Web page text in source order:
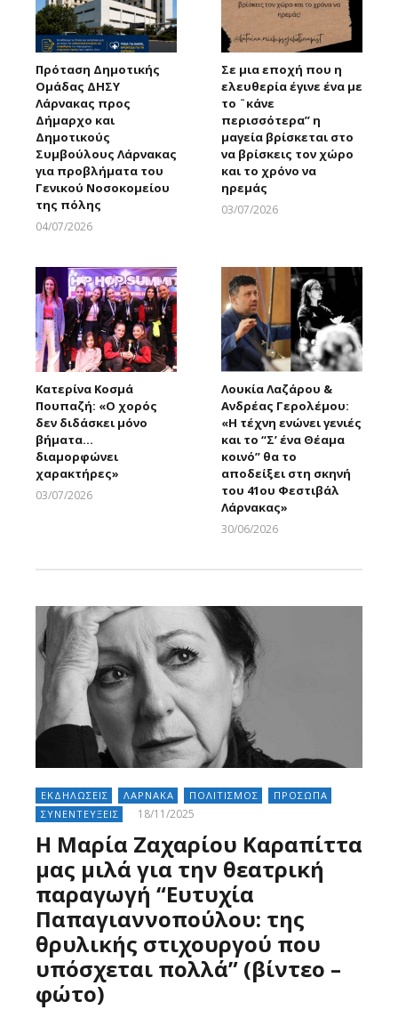
Πρόταση Δημοτικής
Ομάδας ΔΗΣΥ
Λάρνακας προς
Δήμαρχο και
Δημοτικούς
Συμβούλους Λάρνακας
για προβλήματα του
Γενικού Νοσοκομείου
της πόλης
04/07/2026
Σε μια εποχή που η
ελευθερία έγινε ένα με
το ¨κάνε
περισσότερα” η
μαγεία βρίσκεται στο
να βρίσκεις τον χώρο
και το χρόνο να
ηρεμάς
03/07/2026
Κατερίνα Κοσμά
Πουπαζή: «Ο χορός
δεν διδάσκει μόνο
βήματα…
διαμορφώνει
χαρακτήρες»
03/07/2026
Λουκία Λαζάρου &
Ανδρέας Γερολέμου:
«Η τέχνη ενώνει γενιές
και το “Σ’ ένα Θέαμα
κοινό” θα το
αποδείξει στη σκηνή
του 41ου Φεστιβάλ
Λάρνακας»
30/06/2026
ΕΚΔΗΛΩΣΕΙΣ ΛΑΡΝΑΚΑ ΠΟΛΙΤΙΣΜΟΣ
ΠΡΟΣΩΠΑ
ΣΥΝΕΝΤΕΥΞΕΙΣ
18/11/2025
Η Μαρία Ζαχαρίου Καραπίττα
μας μιλά για την θεατρική
παραγωγή “Ευτυχία
Παπαγιαννοπούλου: της
θρυλικής στιχουργού που
υπόσχεται πολλά” (βίντεο –
φώτο)